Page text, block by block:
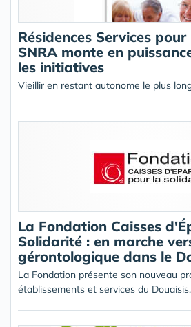
Résidences Services pour
SNRA monte en
les initiatives
Vieillir en restant autonome le plus
La Fondation Caisses
Solidarité : en marche
gérontologique dans le
La Fondation présente son nouveau
établissements et services du